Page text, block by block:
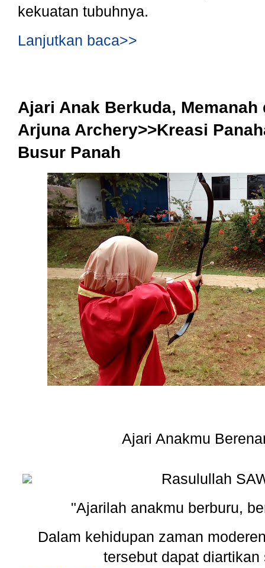
kekuatan tubuhnya.
Lanjutkan baca>>
Ajari Anak Berkuda, Memanah
Arjuna Archery>>Kreasi
Busur Panah
Ajari Anakmu
Rasulullah
"Ajarilah anakmu berburu,
Dalam kehidupan zaman
tersebut dapat